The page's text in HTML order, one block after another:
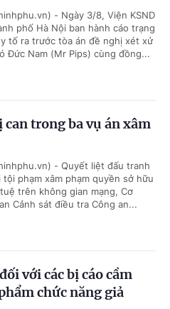
- Ngày 3/8, Viện KSND
phố Hà Nội ban hành cáo trạng
tố ra trước tòa án đề nghị xét xử
Đức Nam (Mr Pips) cùng đồng...
trong ba vụ án xâm
- Quyết liệt đấu tranh
tội phạm xâm phạm quyền sở hữu
trên không gian mạng, Cơ
Cảnh sát điều tra Công an...
với các bị cáo cầm
chức năng giả